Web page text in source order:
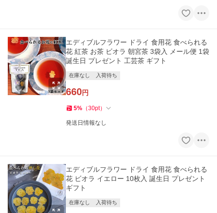
エディブルフラワー ドライ 食用花 食べられる
花 紅茶 お茶 ビオラ 朝宮茶 3袋入 メール便 1袋
誕生日 プレゼント 工芸茶 ギフト
在庫なし 入荷待ち
660円
5% （30pt）
発送日情報なし
エディブルフラワー ドライ 食用花 食べられる
花 ビオラ イエロー 10枚入 誕生日 プレゼント
ギフト
在庫なし 入荷待ち